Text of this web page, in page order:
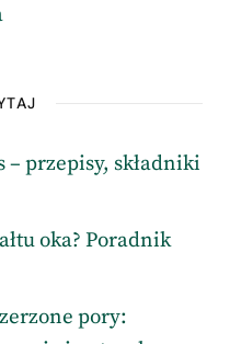
– przepisy, składniki
oka? Poradnik
pory: